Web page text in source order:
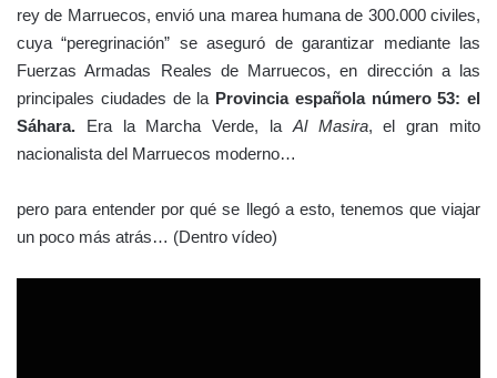
rey de Marruecos, envió una marea humana de 300.000 civiles,
cuya “peregrinación” se aseguró de garantizar mediante las
Fuerzas Armadas Reales de Marruecos, en dirección a las
principales ciudades de la Provincia española número 53: el
Sáhara. Era la Marcha Verde, la Al Masira, el gran mito
nacionalista del Marruecos moderno…
pero para entender por qué se llegó a esto, tenemos que viajar
un poco más atrás… (Dentro vídeo)